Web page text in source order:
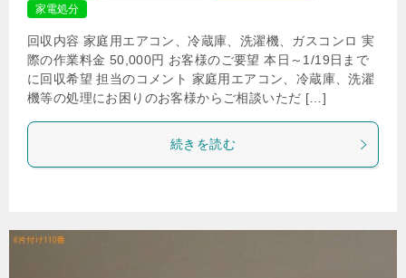
家電処分
回収内容 家庭用エアコン、冷蔵庫、洗濯機、ガスコンロ 実
際の作業料金 50,000円 お客様のご要望 本日～1/19日まで
に回収希望 担当のコメント 家庭用エアコン、冷蔵庫、洗濯
機等の処理にお困りのお客様からご相談いただ […]
続きを読む